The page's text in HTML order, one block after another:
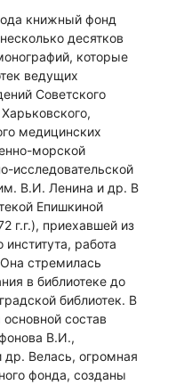
книжный фонд
десятков
которые
ведущих
Советского
медицинских
морской
исследовательской
В.И. Ленина и др. В
Епишкиной
г.г.), приехавшей из
института, работа
стремилась
в библиотеке до
библиотек. В
состав
В.И.,
Велась, огромная
фонда, созданы